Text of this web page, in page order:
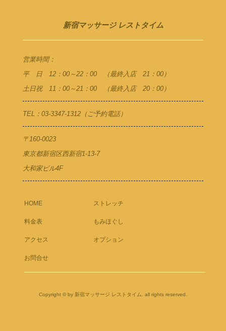
新宿マッサージ レストタイム
営業時間：
平 日 12：00～22：00 （最終入店 21：00）
土日祝 11：00～21：00 （最終入店 20：00）
TEL：03-3347-1312（ご予約電話）
〒160-0023
東京都新宿区西新宿1-13-7
大和家ビル4F
HOME
料金表
アクセス
お問合せ
ストレッチ
もみほぐし
オプション
Copyright © by 新宿マッサージ レストタイム. all rights reserved.